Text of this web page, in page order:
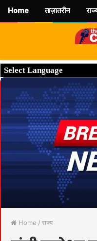
Home / राज्य
Home ताज़ातरीन